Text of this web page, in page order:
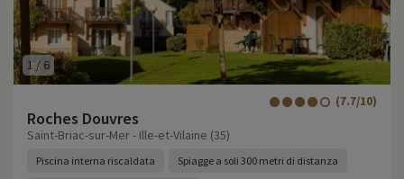
1/ 6
Roches Douvres
(7.7/10)
Saint-Briac-sur-Mer - Ille-et-Vilaine (35)
Piscina interna riscaldata Spiagge a soli 300 metri di distanza